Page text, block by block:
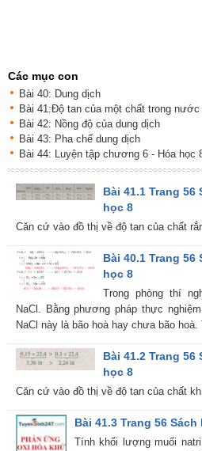
Các mục con
Bài 40: Dung dịch
Bài 41:Độ tan của một chất trong nước
Bài 42: Nồng độ của dung dịch
Bài 43: Pha chế dung dịch
Bài 44: Luyện tập chương 6 - Hóa học
Bài 41.1 Trang 56
học 8
Căn cứ vào đồ thị về độ tan của chất
Bài 40.1 Trang 56
học 8
Trong phòng thí
NaCl. Bằng phương pháp thực
NaCl này là bão hoà hay chưa bão
Bài 41.2 Trang 56
học 8
Căn cứ vào đồ thị về độ tan của chất
Bài 41.3 Trang 56
Tính khối lượng muối